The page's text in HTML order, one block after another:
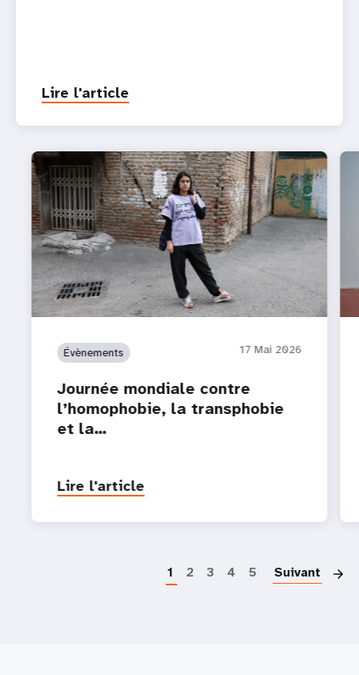
Lire l'article
Évènements 17 Mai 2026
Journée mondiale contre
l’homophobie, la transphobie
et la…
Lire l'article
1 2 3 4 5 Suivant